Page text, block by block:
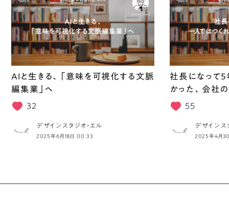
AIと生きる、「意味を可視化する文脈
編集業」へ
32
デザインスタジオ・エル
2025年6月18日 00:33
社長になって5
かった、会社
55
デザインス
2025年4月